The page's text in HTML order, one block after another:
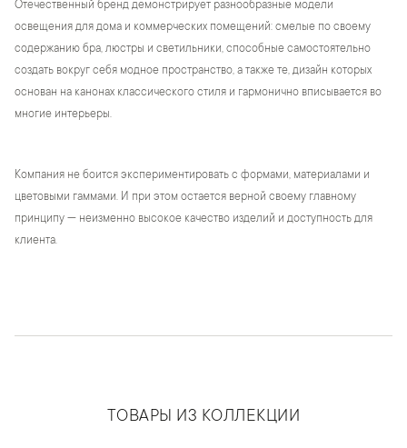
Отечественный бренд демонстрирует разнообразные модели
освещения для дома и коммерческих помещений: смелые по своему
содержанию бра, люстры и светильники, способные самостоятельно
создать вокруг себя модное пространство, а также те, дизайн которых
основан на канонах классического стиля и гармонично вписывается во
многие интерьеры.
Компания не боится экспериментировать с формами, материалами и
цветовыми гаммами. И при этом остается верной своему главному
принципу — неизменно высокое качество изделий и доступность для
клиента.
ТОВАРЫ ИЗ КОЛЛЕКЦИИ